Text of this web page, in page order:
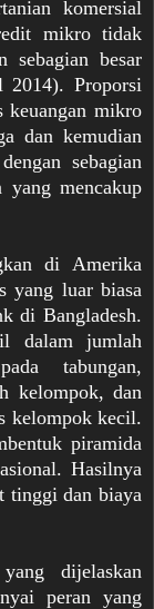
komersial
mikro tidak
sebagian besar
2014). Proporsi
keuangan mikro
dan kemudian
sebagian
yang mencakup
di Amerika
yang luar biasa
di Bangladesh.
dalam jumlah
tabungan,
kelompok, dan
kelompok kecil.
piramida
Hasilnya
tinggi dan biaya
dijelaskan
peran yang